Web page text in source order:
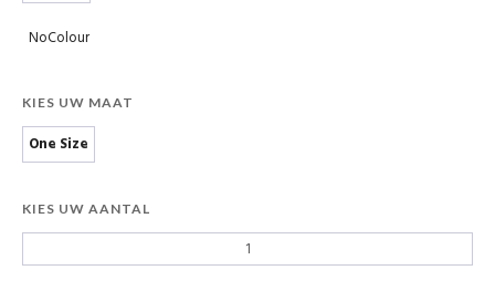
NoColour
KIES UW MAAT
One Size
KIES UW AANTAL